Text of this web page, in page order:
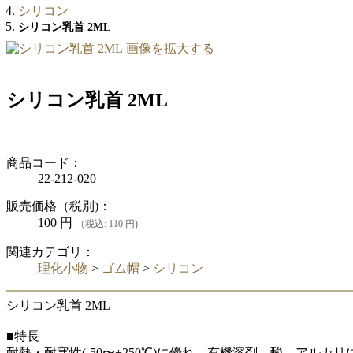
シリコン
シリコン乳首 2ML
画像を拡大する
シリコン乳首 2ML
商品コード：
22-212-020
販売価格（税別)：
100 円 （税込: 110 円)
関連カテゴリ：
理化小物 > ゴム帽 > シリコン
シリコン乳首 2ML
■特長